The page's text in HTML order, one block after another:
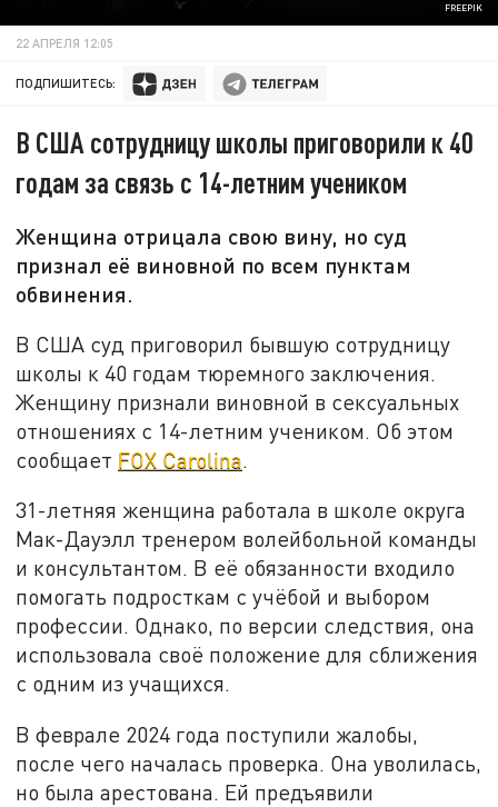
FREEPIK
22 АПРЕЛЯ 12:05
ПОДПИШИТЕСЬ:
В США сотрудницу школы приговорили к 40
годам за связь с 14-летним учеником
Женщина отрицала свою вину, но суд
признал её виновной по всем пунктам
обвинения.
В США суд приговорил бывшую сотрудницу
школы к 40 годам тюремного заключения.
Женщину признали виновной в сексуальных
отношениях с 14-летним учеником. Об этом
сообщает FOX Carolina.
31-летняя женщина работала в школе округа
Мак-Дауэлл тренером волейбольной команды
и консультантом. В её обязанности входило
помогать подросткам с учёбой и выбором
профессии. Однако, по версии следствия, она
использовала своё положение для сближения
с одним из учащихся.
В феврале 2024 года поступили жалобы,
после чего началась проверка. Она уволилась,
но была арестована. Ей предъявили